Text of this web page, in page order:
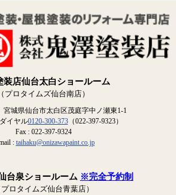
装店仙台太白ショールーム
（プロタイムズ仙台南店）
城県仙台市太白区茂庭字中ノ瀬東1-1
イヤル0120-300-373（022-397-9323）
Fax : 022-397-9324
: taihaku@onizawapaint.co.jp
台泉ショールーム ※完全予約制
プロタイムズ仙台青葉店）